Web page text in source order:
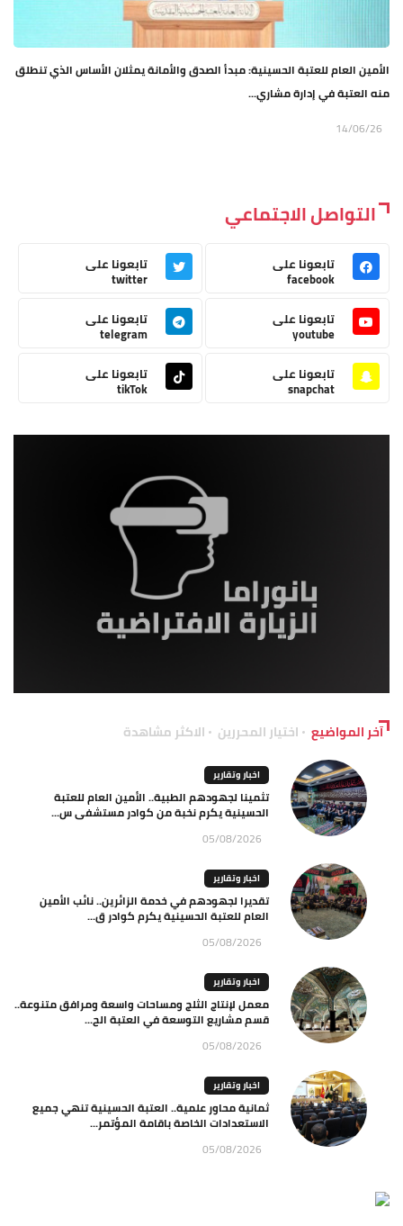
الأمين العام للعتبة الحسينية: مبدأ الصدق والأمانة يمثلان الأساس الذي تنطلق
منه العتبة في إدارة مشاري...
14/06/26
التواصل الاجتماعي
تابعونا على
facebook
تابعونا على
twitter
تابعونا على
youtube
تابعونا على
telegram
تابعونا على
snapchat
تابعونا على
tikTok
آخر المواضيع اختيار المحررين الاكثر مشاهدة
اخبار وتقارير
تثمينا لجهودهم الطبية.. الأمين العام للعتبة
الحسينية يكرم نخبة من كوادر مستشفى س...
05/08/2026
اخبار وتقارير
تقديرا لجهودهم في خدمة الزائرين.. نائب الأمين
العام للعتبة الحسينية يكرم كوادر ق...
05/08/2026
اخبار وتقارير
معمل لإنتاج الثلج ومساحات واسعة ومرافق متنوعة..
قسم مشاريع التوسعة في العتبة الح...
05/08/2026
اخبار وتقارير
ثمانية محاور علمية.. العتبة الحسينية تنهي جميع
الاستعدادات الخاصة باقامة المؤتمر...
05/08/2026